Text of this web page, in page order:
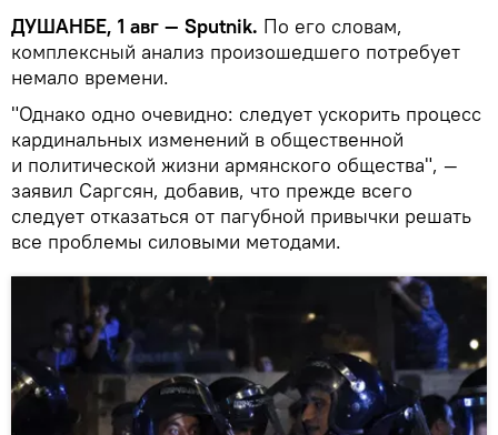
ДУШАНБЕ, 1 авг — Sputnik. По его словам,
комплексный анализ произошедшего потребует
немало времени.
"Однако одно очевидно: следует ускорить процесс
кардинальных изменений в общественной
и политической жизни армянского общества", —
заявил Саргсян, добавив, что прежде всего
следует отказаться от пагубной привычки решать
все проблемы силовыми методами.